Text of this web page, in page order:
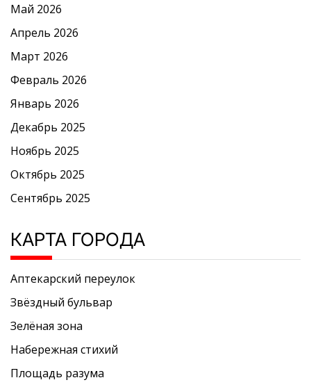
Май 2026
Апрель 2026
Март 2026
Февраль 2026
Январь 2026
Декабрь 2025
Ноябрь 2025
Октябрь 2025
Сентябрь 2025
КАРТА ГОРОДА
Аптекарский переулок
Звёздный бульвар
Зелёная зона
Набережная стихий
Площадь разума